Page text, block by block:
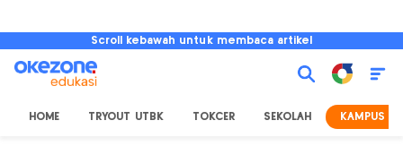
Scroll kebawah untuk membaca artikel
HOME TRYOUT UTBK TOKCER SEKOLAH KAMPUS